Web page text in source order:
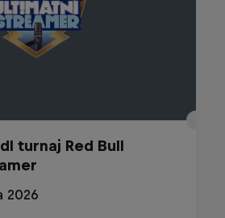
turnaj Red Bull
2026